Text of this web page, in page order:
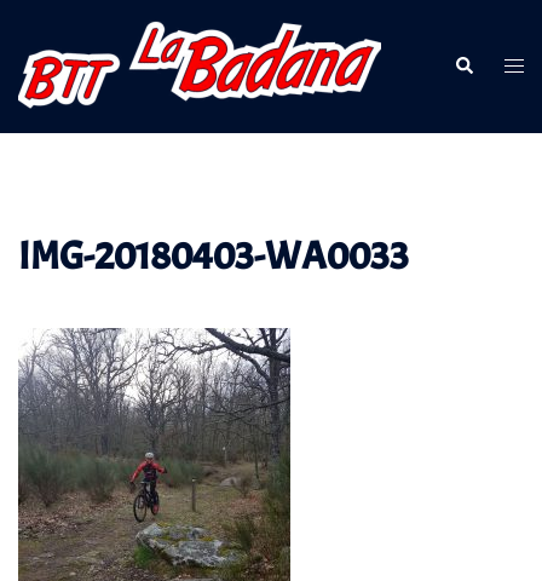
contenido
Buscar
IMG-20180403-WA0033